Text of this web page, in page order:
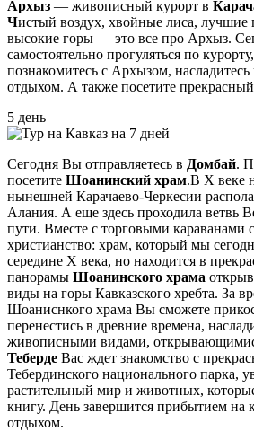
Архыз — живописный курорт в
Чистый воздух, хвойные лиса,
высокие горы — это все про Архыз.
самостоятельно прогуляться по
познакомитесь с Архызом,
отдыхом. А также посетите
5 день
Сегодня Вы отправляетесь в Домбай.
посетите Шоанинский храм.В X веке
нынешней Карачаево-Черкесии
Алания. А еще здесь проходила ветвь
пути. Вместе с торговыми караванами
христианство: храм, который мы
середине X века, но находится в
панорамы Шоанинского храма
виды на горы Кавказского хребта. За
Шоаниснкого храма Вы сможете
перенестись в древние времена,
живописными видами,
Теберде Вас ждет знакомство с
Тебердинского национального парка,
растительный мир и животных,
книгу. День завершится прибытием на
отдыхом.